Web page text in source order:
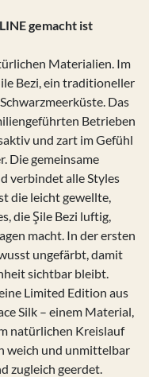
gemacht ist
Materialien. Im
Bezi, ein traditioneller
Das
Betrieben
und zart im Gefühl
Die gemeinsame
verbindet alle Styles
die leicht gewellte,
die Şile Bezi luftig,
macht. In der ersten
ungefärbt, damit
sichtbar bleibt.
Limited Edition aus
Silk – einem Material,
natürlichen Kreislauf
weich und unmittelbar
zugleich geerdet.